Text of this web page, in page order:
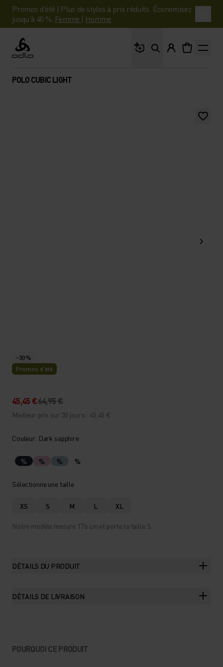
Promos d'été | Plus de styles à prix réduits. Économisez
jusqu'à 40 %. Femme | Homme
Odlo
POLO CUBIC LIGHT
-30 %
Promos d’été
45,45 €64,95 €
Meilleur prix sur 30 jours : 45,45 €
Couleur: Dark sapphire
% % % %
Sélectionne une taille
XS S M L XL
Notre modèle mesure 176 cm et porte la taille S.
DÉTAILS DU PRODUIT
DÉTAILS DE LIVRAISON
POURQUOI CE PRODUIT